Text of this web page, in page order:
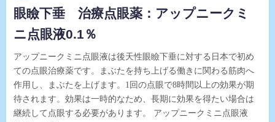
眼瞼下垂 治療点眼薬：アップニークミ
ニ点眼液0.1％
アップニークミニ点眼液は後天性眼瞼下垂に対する日本で初め
ての点眼治療薬です。まぶたを持ち上げる働きに関わる筋肉へ
作用し、まぶたを上げます。1回の点眼で8時間以上の効果が期
待されます。効果は一時的なため、長期に効果を得たい場合は
継続して点眼する必要があります。 アップニークミニ点眼液